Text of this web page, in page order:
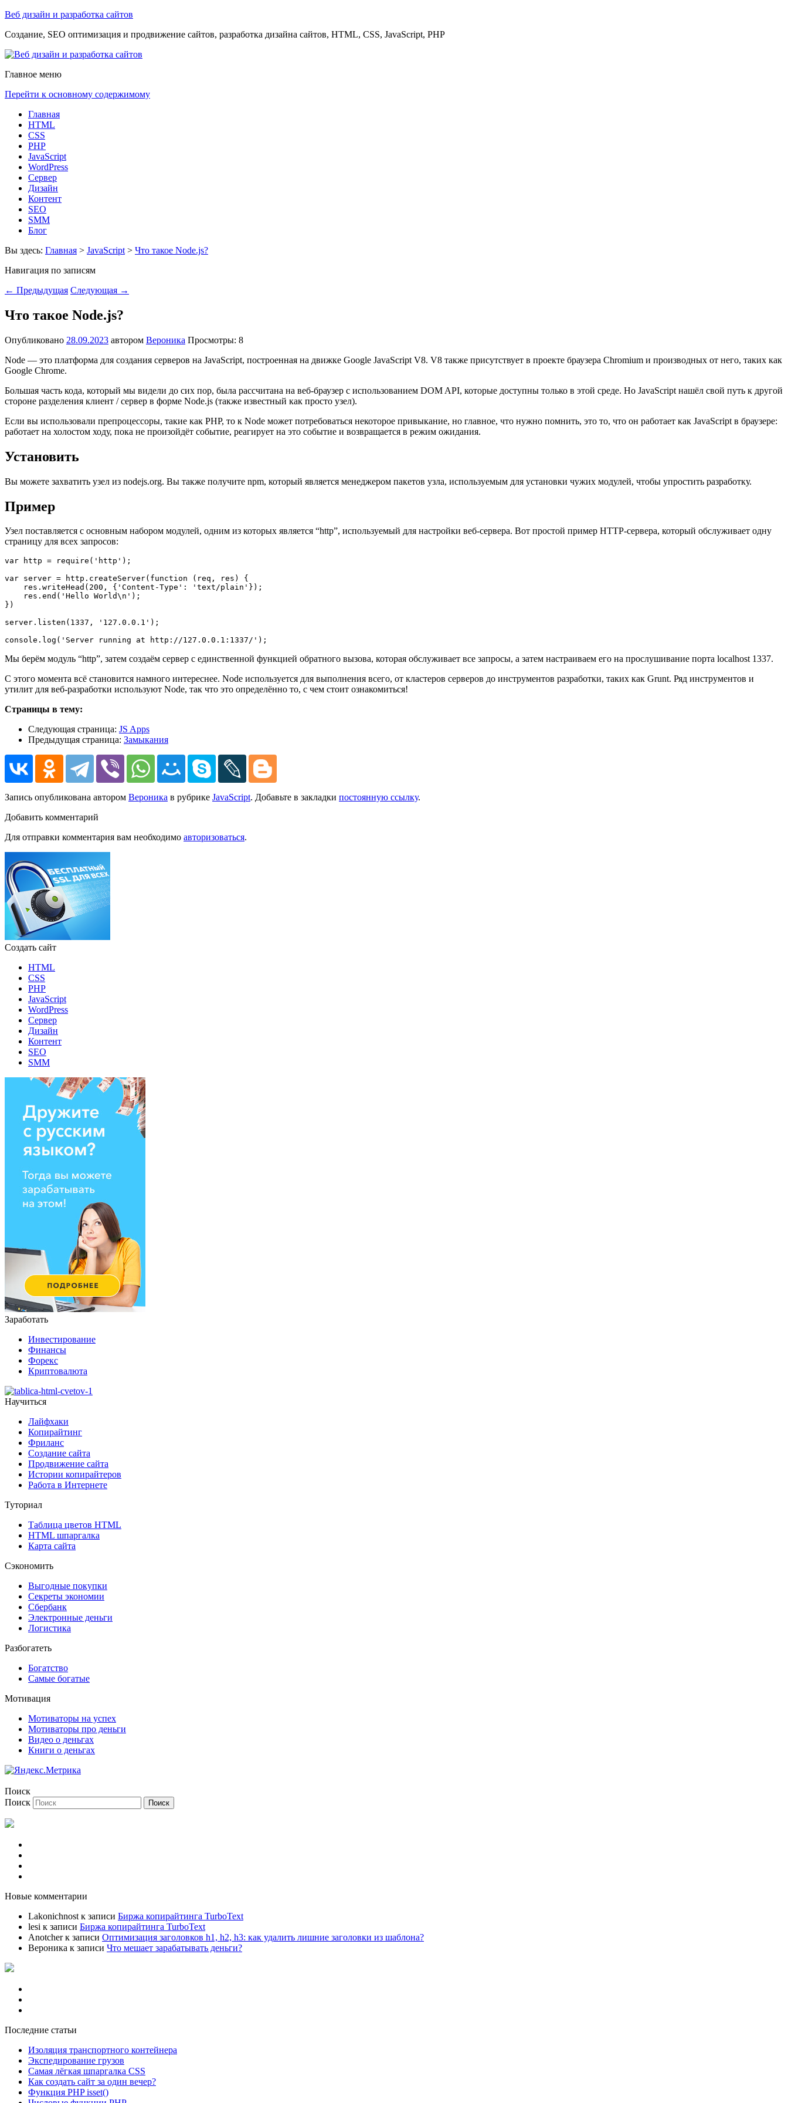
Веб дизайн и разработка сайтов
Создание, SEO оптимизация и продвижение сайтов, разработка дизайна сайтов, HTML, CSS, JavaScript, PHP
Главное меню
Перейти к основному содержимому
Главная
HTML
CSS
PHP
JavaScript
WordPress
Сервер
Дизайн
Контент
SEO
SMM
Блог
Вы здесь: Главная > JavaScript > Что такое Node.js?
Навигация по записям
← Предыдущая Следующая →
Что такое Node.js?
Опубликовано 28.09.2023 автором Вероника Просмотры: 8
Node — это платформа для создания серверов на JavaScript, построенная на движке Google JavaScript V8. V8 также присутствует в проекте браузера Chromium и производных от него, таких как
Google Chrome.
Большая часть кода, который мы видели до сих пор, была рассчитана на веб-браузер с использованием DOM API, которые доступны только в этой среде. Но JavaScript нашёл свой путь к другой
стороне разделения клиент / сервер в форме Node.js (также известный как просто узел).
Если вы использовали препроцессоры, такие как PHP, то к Node может потребоваться некоторое привыкание, но главное, что нужно помнить, это то, что он работает как JavaScript в браузере:
работает на холостом ходу, пока не произойдёт событие, реагирует на это событие и возвращается в режим ожидания.
Установить
Вы можете захватить узел из nodejs.org. Вы также получите npm, который является менеджером пакетов узла, используемым для установки чужих модулей, чтобы упростить разработку.
Пример
Узел поставляется с основным набором модулей, одним из которых является “http”, используемый для настройки веб-сервера. Вот простой пример HTTP-сервера, который обслуживает одну
страницу для всех запросов:
var http = require('http');
var server = http.createServer(function (req, res) {
    res.writeHead(200, {'Content-Type': 'text/plain'});
    res.end('Hello World\n');
})
server.listen(1337, '127.0.0.1');
console.log('Server running at http://127.0.0.1:1337/');
Мы берём модуль “http”, затем создаём сервер с единственной функцией обратного вызова, которая обслуживает все запросы, а затем настраиваем его на прослушивание порта localhost 1337.
С этого момента всё становится намного интереснее. Node используется для выполнения всего, от кластеров серверов до инструментов разработки, таких как Grunt. Ряд инструментов и
утилит для веб-разработки используют Node, так что это определённо то, с чем стоит ознакомиться!
Страницы в тему:
Следующая страница: JS Apps
Предыдущая страница: Замыкания
Запись опубликована автором Вероника в рубрике JavaScript. Добавьте в закладки постоянную ссылку.
Добавить комментарий
Для отправки комментария вам необходимо авторизоваться.
Создать сайт
HTML
CSS
PHP
JavaScript
WordPress
Сервер
Дизайн
Контент
SEO
SMM
Заработать
Инвестирование
Финансы
Форекс
Криптовалюта
Научиться
Лайфхаки
Копирайтинг
Фриланс
Создание сайта
Продвижение сайта
Истории копирайтеров
Работа в Интернете
Туториал
Таблица цветов HTML
HTML шпаргалка
Карта сайта
Сэкономить
Выгодные покупки
Секреты экономии
Сбербанк
Электронные деньги
Логистика
Разбогатеть
Богатство
Самые богатые
Мотивация
Мотиваторы на успех
Мотиваторы про деньги
Видео о деньгах
Книги о деньгах
Поиск
Поиск
Новые комментарии
Lakonichnostк записи Биржа копирайтинга TurboText
lesi к записи Биржа копирайтинга TurboText
Anotcherк записи Оптимизация заголовков h1, h2, h3: как удалить лишние заголовки из шаблона?
Вероника к записи Что мешает зарабатывать деньги?
Последние статьи
Изоляция транспортного контейнера
Экспедирование грузов
Самая лёгкая шпаргалка CSS
Как создать сайт за один вечер?
Функция PHP isset()